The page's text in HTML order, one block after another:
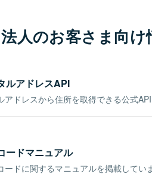
人のお客さま向け
ルアドレスAPI
ドレスから住所を取得できる公式API
ードマニュアル
ドに関するマニュアルを掲載してい